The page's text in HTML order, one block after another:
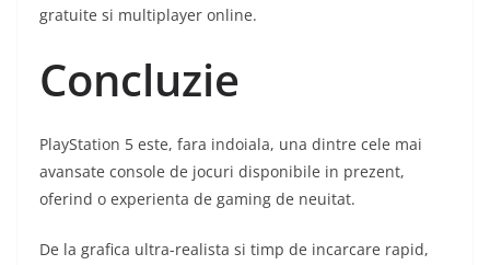
gratuite si multiplayer online.
Concluzie
PlayStation 5 este, fara indoiala, una dintre cele mai
avansate console de jocuri disponibile in prezent,
oferind o experienta de gaming de neuitat.
De la grafica ultra-realista si timp de incarcare rapid,